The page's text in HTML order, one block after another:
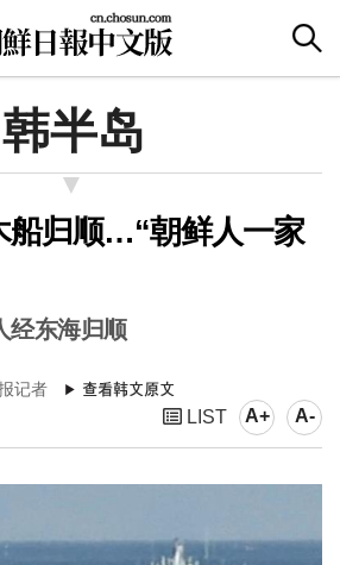
韩半岛
船归顺…“朝鲜人一家
经东海归顺
记者
LIST A+ A-